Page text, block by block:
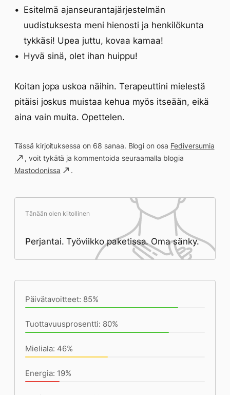
Esitelmä ajanseurantajärjestelmän
uudistuksesta meni hienosti ja henkilökunta
tykkäsi! Upea juttu, kovaa kamaa!
Hyvä sinä, olet ihan huippu!
Koitan jopa uskoa näihin. Terapeuttini mielestä
pitäisi joskus muistaa kehua myös itseään, eikä
aina vain muita. Opettelen.
Tässä kirjoituksessa on 68 sanaa. Blogi on osa Fediversumia
, voit tykätä ja kommentoida seuraamalla blogia
Mastodonissa
.
Tänään olen kiitollinen
Perjantai. Työviikko paketissa. Oma sänky.
Päivätavoitteet: 85%
Tuottavuusprosentti: 80%
Mieliala: 46%
Energia: 19%